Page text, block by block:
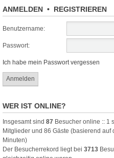
ANMELDEN • REGISTRIEREN
Benutzername:
Passwort:
Ich habe mein Passwort vergessen
WER IST ONLINE?
Insgesamt sind 87 Besucher online :: 1
Mitglieder und 86 Gäste (basierend
Minuten)
Der Besucherrekord liegt bei 3713